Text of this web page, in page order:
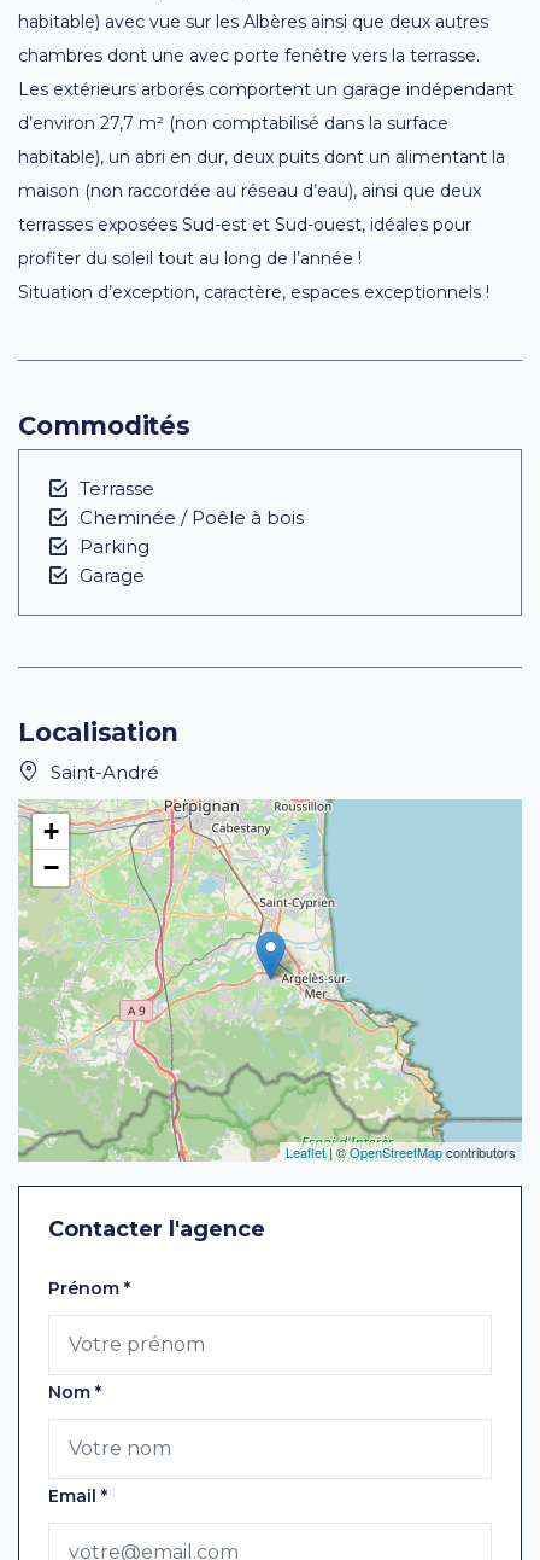
habitable) avec vue sur les Albères ainsi que deux autres
chambres dont une avec porte fenêtre vers la terrasse.
Les extérieurs arborés comportent un garage indépendant
d’environ 27,7 m² (non comptabilisé dans la surface
habitable), un abri en dur, deux puits dont un alimentant la
maison (non raccordée au réseau d’eau), ainsi que deux
terrasses exposées Sud-est et Sud-ouest, idéales pour
profiter du soleil tout au long de l’année !
Situation d’exception, caractère, espaces exceptionnels !
Commodités
Terrasse
Cheminée / Poêle à bois
Parking
Garage
Localisation
Saint-André
+
−
Leaflet| ©OpenStreetMapcontributors
Contacter l'agence
Laissez ce champ vide
Prénom *
Nom *
Email *